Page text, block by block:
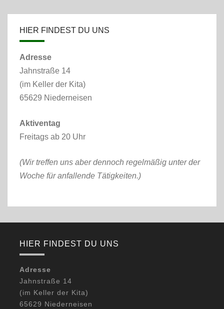
HIER FINDEST DU UNS
Adresse
Jahnstraße 14
(im Keller der Kita)
65629 Niederneisen
Aktiventag
Freitags ab 20 Uhr
(Wir treffen uns aber dennoch regelmäßig unter der
Woche für anfallende Tätigkeiten.)
HIER FINDEST DU UNS
Adresse
Jahnstraße 14
(im Keller der Kita)
65629 Niederneisen